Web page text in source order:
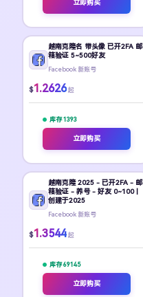
立即购买
越南克隆名 带头像 已开2FA 邮
箱验证 5~500好友
Facebook 新账号
$1.2626 起
库存 1393
立即购买
越南克隆 2025 - 已开2FA - 邮
箱验证 - 养号 - 好友 0~100 |
创建于2025
Facebook 新账号
$1.3544 起
库存 69145
立即购买